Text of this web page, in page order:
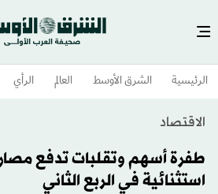
الرئيسية الشرق الأوسط​ العالم الرأي
الاقتصاد
طفرة أسهم وتقلبات تدفع
استثنائية في الربع الثاني